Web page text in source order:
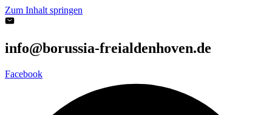
Zum Inhalt springen
info@borussia-freialdenhoven.de
Facebook